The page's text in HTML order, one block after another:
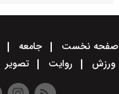
صفحه نخست جامعه
ورزش
روایت تصویر